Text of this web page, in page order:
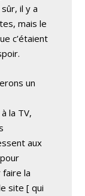
il y a
mais le
c’étaient
un
la TV,
aux
faire la
site [ qui